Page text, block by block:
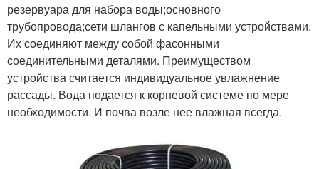
резервуара для набора воды;основного
трубопровода;сети шлангов с капельными устройствами.
Их соединяют между собой фасонными
соединительными деталями. Преимуществом
устройства считается индивидуальное увлажнение
рассады. Вода подается к корневой системе по мере
необходимости. И почва возле нее влажная всегда.